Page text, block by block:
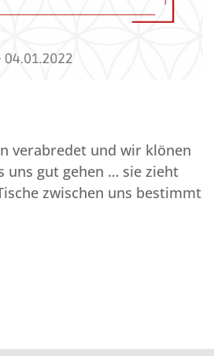
verabredet und wir klönen
uns gut gehen … sie zieht
zwischen uns bestimmt